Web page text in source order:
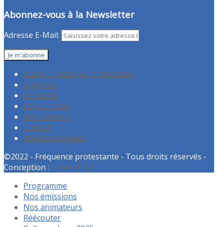
Abonnez-vous à la Newsletter
Adresse E-Mail:
Accueil Fréquence protestante
A propos
Adhésion
Faire un don
Recrutement
Contact
Mentions légales
©2022 - Fréquence protestante - Tous droits réservés -
Conception : PUSH IT UP
Programme
Nos émissions
Nos animateurs
Réécouter